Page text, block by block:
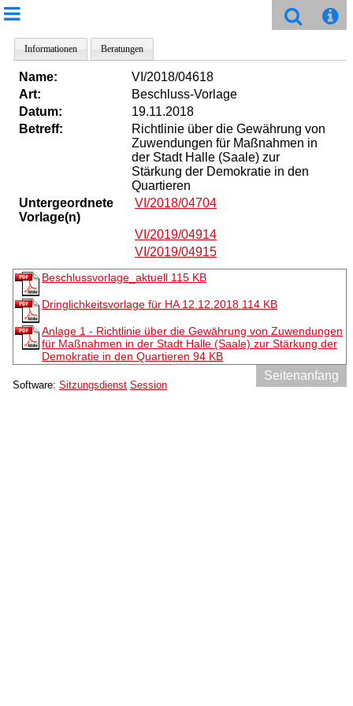
Informationen Beratungen
Name:
VI/2018/04618
Art:
Beschluss-Vorlage
Datum:
19.11.2018
Betreff:
Richtlinie über die Gewährung von
Zuwendungen für Maßnahmen in
der Stadt Halle (Saale) zur
Stärkung der Demokratie in den
Quartieren
Untergeordnete
Vorlage(n)
VI/2018/04704
VI/2019/04914
VI/2019/04915
Beschlussvorlage_aktuell 115 KB
Dringlichkeitsvorlage für HA 12.12.2018 114 KB
Anlage 1 - Richtlinie über die Gewährung von Zuwendungen
für Maßnahmen in der Stadt Halle (Saale) zur Stärkung der
Demokratie in den Quartieren 94 KB
Seitenanfang
Software: Sitzungsdienst Session